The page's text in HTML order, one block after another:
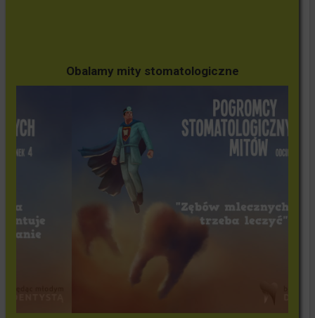
Obalamy mity stomatologiczne